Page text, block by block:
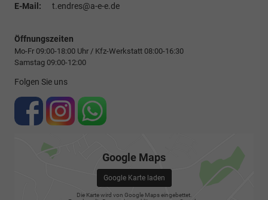
E-Mail:
t.endres@a-e-e.de
Öffnungszeiten
Mo-Fr 09:00-18:00 Uhr / Kfz-Werkstatt 08:00-16:30
Samstag 09:00-12:00
Folgen Sie uns
Google Maps
Google Karte laden
Die Karte wird von Google Maps eingebettet.